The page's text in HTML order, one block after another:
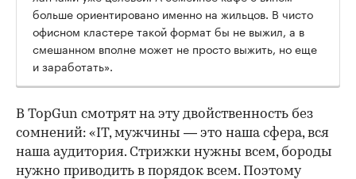
больше ориентировано именно на жильцов. В чисто
офисном кластере такой формат бы не выжил, а в
смешанном вполне может не просто выжить, но еще
и заработать».
В TopGun смотрят на эту двойственность без
сомнений: «IT, мужчины — это наша сфера, вся
наша аудитория. Стрижки нужны всем, бороды
нужно приводить в порядок всем. Поэтому